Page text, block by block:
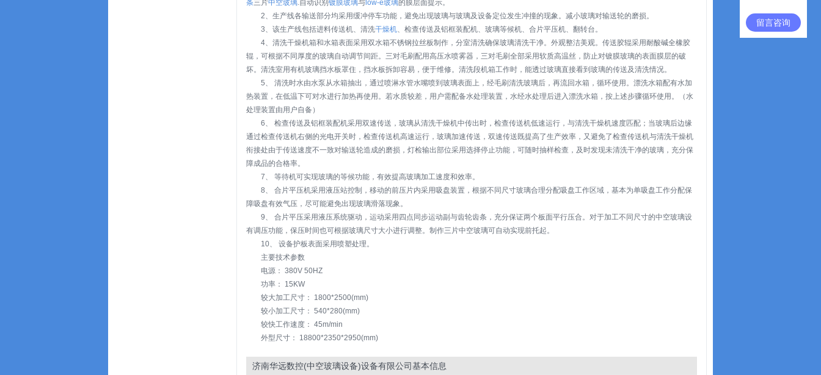
留言咨询
条三片中空玻璃.自动识别 镀膜玻璃与 low-e玻璃的膜层面提示。
2、生产线各输送部分均采用缓冲停车功能，避免出现玻璃与玻璃及设备定位发生冲撞的现象。减小玻璃对输送轮的磨损。
3、该生产线包括进料传送机、清洗干燥机、检查传送及铝框装配机、玻璃等候机、合片平压机、翻转台。
4、清洗干燥机箱和水箱表面采用双水箱不锈钢拉丝板制作，分室清洗确保玻璃清洗干净。外观整洁美观。传送胶辊采用耐酸碱全橡胶
辊，可根据不同厚度的玻璃自动调节间距。三对毛刷配用高压水喷雾器，三对毛刷全部采用软质高温丝，防止对镀膜玻璃的表面膜层的破
坏。清洗室用有机玻璃挡水板罩住，挡水板拆卸容易，便于维修。清洗段机箱工作时，能透过玻璃直接看到玻璃的传送及清洗情况。
5、 清洗时水由水泵从水箱抽出，通过喷淋水管水嘴喷到玻璃表面上，经毛刷清洗玻璃后，再流回水箱，循环使用。漂洗水箱配有水加
热装置，在低温下可对水进行加热再使用。若水质较差，用户需配备水处理装置，水经水处理后进入漂洗水箱，按上述步骤循环使用。（水
处理装置由用户自备）
6、 检查传送及铝框装配机采用双速传送，玻璃从清洗干燥机中传出时，检查传送机低速运行，与清洗干燥机速度匹配；当玻璃后边缘
通过检查传送机右侧的光电开关时，检查传送机高速运行，玻璃加速传送，双速传送既提高了生产效率，又避免了检查传送机与清洗干燥机
衔接处由于传送速度不一致对输送轮造成的磨损，灯检输出部位采用选择停止功能，可随时抽样检查，及时发现未清洗干净的玻璃，充分保
障成品的合格率。
7、 等待机可实现玻璃的等候功能，有效提高玻璃加工速度和效率。
8、 合片平压机采用液压站控制，移动的前压片内采用吸盘装置，根据不同尺寸玻璃合理分配吸盘工作区域，基本为单吸盘工作分配保
障吸盘有效气压，尽可能避免出现玻璃滑落现象。
9、 合片平压采用液压系统驱动，运动采用四点同步运动副与齿轮齿条，充分保证两个板面平行压合。对于加工不同尺寸的中空玻璃设
有调压功能，保压时间也可根据玻璃尺寸大小进行调整。制作三片中空玻璃可自动实现前托起。
10、 设备护板表面采用喷塑处理。
主要技术参数
电源： 380V 50HZ
功率： 15KW
较大加工尺寸： 1800*2500(mm)
较小加工尺寸： 540*280(mm)
较快工作速度： 45m/min
外型尺寸： 18800*2350*2950(mm)
济南华远数控(中空玻璃设备)设备有限公司基本信息